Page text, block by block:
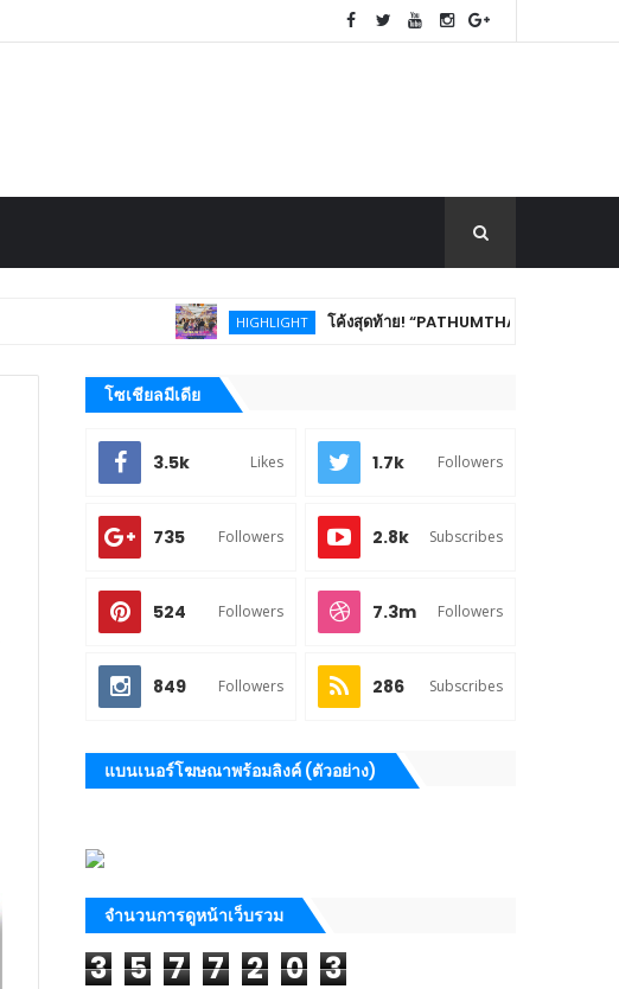
HIGHLIGHT โค้งสุดท้าย! “PATHUMTHANI Creative Tourism
โซเชียลมีเดีย
3.5k Likes 1.7k Followers
735 Followers 2.8k Subscribes
524 Followers 7.3m Followers
849 Followers 286 Subscribes
แบนเนอร์โฆษณาพร้อมลิงค์ (ตัวอย่าง)
จำนวนการดูหน้าเว็บรวม
3 5 7 7 2 0 3